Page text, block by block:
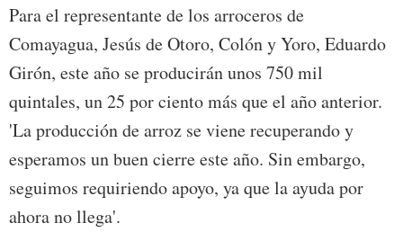
Para el representante de los arroceros de
Comayagua, Jesús de Otoro, Colón y Yoro, Eduardo
Girón, este año se producirán unos 750 mil
quintales, un 25 por ciento más que el año anterior.
'La producción de arroz se viene recuperando y
esperamos un buen cierre este año. Sin embargo,
seguimos requiriendo apoyo, ya que la ayuda por
ahora no llega'.